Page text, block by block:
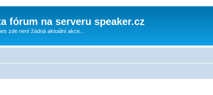
fórum na serveru speaker.cz
zde není žádná aktuální akce...